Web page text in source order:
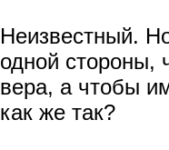
Неизвестный.
одной стороны,
вера, а чтобы
как же так?